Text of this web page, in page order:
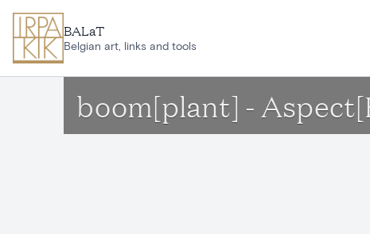
BALaT
Belgian art, links and tools
boom[plant] -